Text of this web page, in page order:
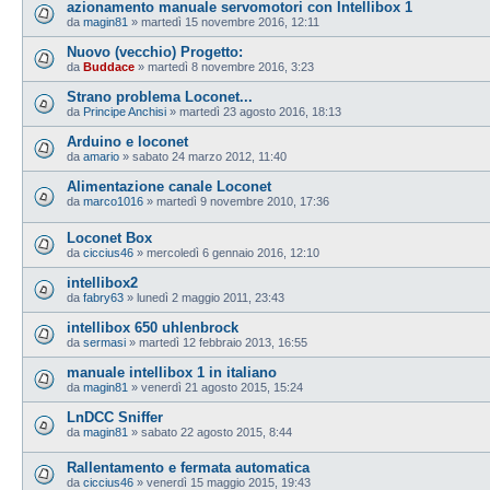
azionamento manuale servomotori con Intellibox 1
da magin81 » martedì 15 novembre 2016, 12:11
Nuovo (vecchio) Progetto:
da Buddace » martedì 8 novembre 2016, 3:23
Strano problema Loconet...
da Principe Anchisi » martedì 23 agosto 2016, 18:13
Arduino e loconet
da amario » sabato 24 marzo 2012, 11:40
Alimentazione canale Loconet
da marco1016 » martedì 9 novembre 2010, 17:36
Loconet Box
da ciccius46 » mercoledì 6 gennaio 2016, 12:10
intellibox2
da fabry63 » lunedì 2 maggio 2011, 23:43
intellibox 650 uhlenbrock
da sermasi » martedì 12 febbraio 2013, 16:55
manuale intellibox 1 in italiano
da magin81 » venerdì 21 agosto 2015, 15:24
LnDCC Sniffer
da magin81 » sabato 22 agosto 2015, 8:44
Rallentamento e fermata automatica
da ciccius46 » venerdì 15 maggio 2015, 19:43